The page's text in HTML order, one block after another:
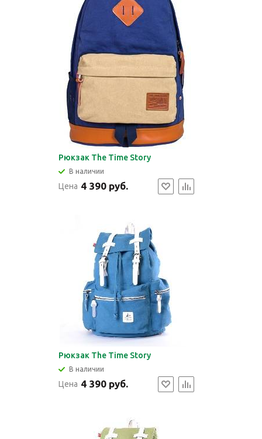
Рюкзак The Time Story
В наличии
Цена 4 390 руб.
Рюкзак The Time Story
В наличии
Цена 4 390 руб.